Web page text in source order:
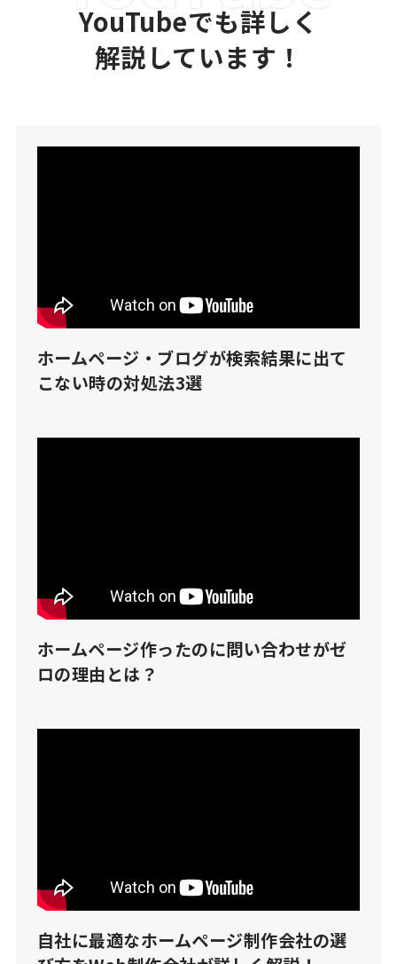
YouTubeでも詳しく
解説しています！
ホームページ・ブログが検索結果に出て
こない時の対処法3選
ホームページ作ったのに問い合わせがゼ
ロの理由とは？
自社に最適なホームページ制作会社の選